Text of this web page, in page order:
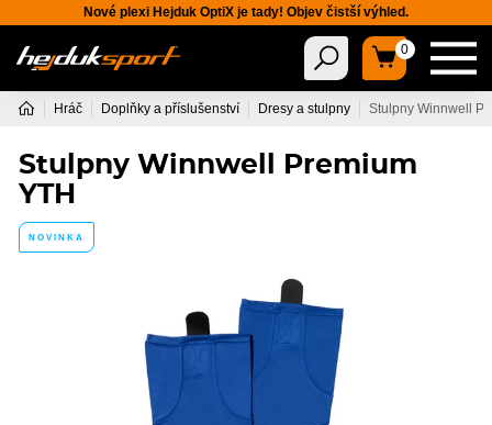
Nové plexi Hejduk OptiX je tady! Objev čistší výhled.
0
Hráč Doplňky a příslušenství Dresy a stulpny Stulpny Winnwell
Stulpny Winnwell Premium
YTH
NOVINKA